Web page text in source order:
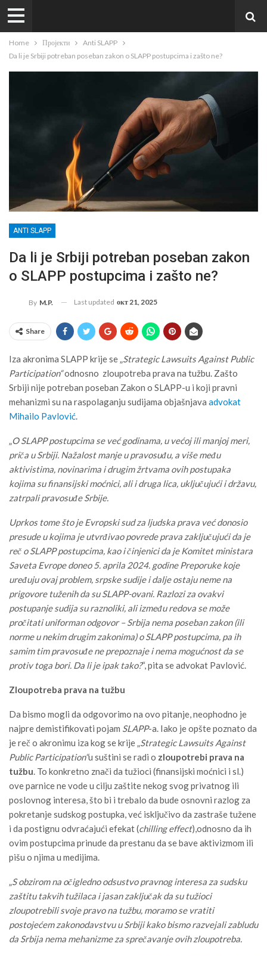
Home Пројекти
Anti SLAPP
Da li je Srbiji potreban poseban zakon o SLAPP postupcima i zašto ne?
ANTI SLAPP
Da li je Srbiji potreban poseban zakon
o SLAPP postupcima i zašto ne?
By M.P. Last updated окт 21, 2025
Share
Iza akronima SLAPP krije se „Strategic Lawsuits Against Public
Participation“odnosno zloupotreba prava na tužbu. Zašto
Srbiji nije potreban poseban Zakon o SLAPP-u i koji pravni
mehanizmi su na raspolaganju sudijama objašnjava advokat
Mihailo Pavlović.
„O SLAPP postupcima se već godinama, u većoj ili manjoj meri,
priča u Srbiji. Nažalost manje u pravosuđu, a više među
aktivistima, novinarima i drugim žrtvama ovih postupaka
kojima su finansijski moćnici, ali i druga lica, uključujući i državu,
zatrpali pravosuđe Srbije.
Uprkos tome što je Evropski sud za ljudska prava već donosio
presude u kojima je utvrđivao povrede prava zaključujući da je
reč o SLAPP postupcima, kao i činjenici da je Komitet ministara
Saveta Evrope doneo 5. aprila 2024. godine Preporuke koje
uređuju ovaj problem, srpske sudije i dalje ostaju neme na
prigovore tuženih da su SLAPP-ovani. Razlozi za ovakvi
postupanje sudija su raznoliki, ali između redova se može
pročitati uniforman odgovor – Srbija nema poseban zakon (ili
norme u nekim drugim zakonima) o SLAPP postupcima, pa ih
samim tim pravosuđe ne prepoznaje i nema mogućnost da se
protiv toga bori. Da li je ipak tako?“, pita se advokat Pavlović.
Zloupotreba prava na tužbu
Da bismo mogli da odgovorimo na ovo pitanje, neophodno je
najpre demistifikovati pojam SLAPP-a. Iako je opšte poznato da
je reč o akronimu iza kog se krije „Strategic Lawsuits Against
Public Participation“u suštini se radi o zloupotrebi prava na
tužbu. To konkretno znači da tužioci (finansijski moćnici i sl.)
ove parnice ne vode u cilju zaštite nekog svog privatnog ili
poslovnog interesa, što bi i trebalo da bude osnovni razlog za
pokretanje sudskog postupka, već isključivo da zastraše tužene
i da postignu odvraćajući efekat (chilling effect),odnosno da ih
ovim postupcima prinude da prestanu da se bave aktivizmom ili
pišu o njima u medijima.
„S obzirom na očigledno odsustvo pravnog interesa za sudsku
zaštitu takvih tužilaca i jasan zaključak da su tužioci
zloupotrebili svoje pravo na tužbu, moramo se vratiti
postojećem zakonodavstvu u Srbiji kako bismo razvejali zabludu
da Srbija nema mehanizme za sprečavanje ovih zloupotreba.